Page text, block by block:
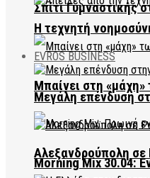
Σπίτι Γυμναστικής
Μπαίνει στη
Morning Mix 30.04:
Η τεχνητή
EVROS BUSINESS
Μεγάλη επένδυση
Αλεξανδρούπολη σε